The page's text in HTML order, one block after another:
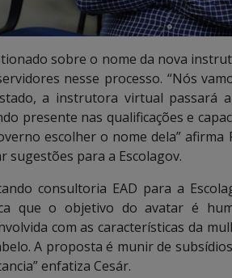
sobre o nome da nova
nesse processo. “Nós
a instrutora virtual passará
presente nas qualificações e
escolher o nome dela”
sugestões para a Escolagov.
consultoria EAD para a
que o objetivo do avatar é
com as características da
A proposta é munir de
enfatiza Cesár.